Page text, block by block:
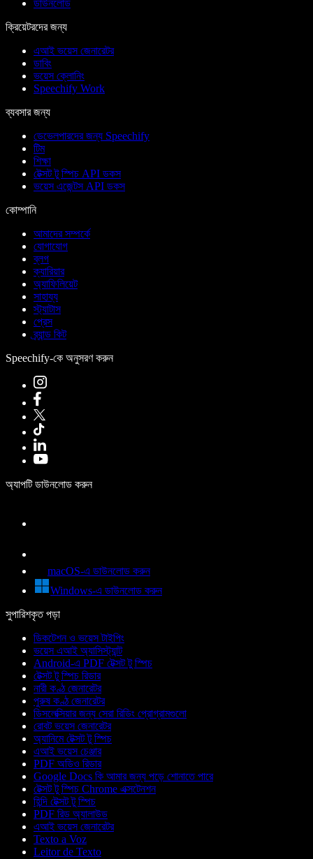
ডাউনলোড
ক্রিয়েটরদের জন্য
এআই ভয়েস জেনারেটর
ডাবিং
ভয়েস ক্লোনিং
Speechify Work
ব্যবসার জন্য
ডেভেলপারদের জন্য Speechify
টিম
শিক্ষা
টেক্সট টু স্পিচ API ডকস
ভয়েস এজেন্টস API ডকস
কোম্পানি
আমাদের সম্পর্কে
যোগাযোগ
ব্লগ
ক্যারিয়ার
অ্যাফিলিয়েট
সাহায্য
স্ট্যাটাস
প্রেস
ব্র্যান্ড কিট
Speechify-কে অনুসরণ করুন
অ্যাপটি ডাউনলোড করুন
macOS-এ ডাউনলোড করুন
Windows-এ ডাউনলোড করুন
সুপারিশকৃত পড়া
ডিকটেশন ও ভয়েস টাইপিং
ভয়েস এআই অ্যাসিস্ট্যান্ট
Android-এ PDF টেক্সট টু স্পিচ
টেক্সট টু স্পিচ রিডার
নারী কণ্ঠ জেনারেটর
পুরুষ কণ্ঠ জেনারেটর
ডিসলেক্সিয়ার জন্য সেরা রিডিং প্রোগ্রামগুলো
রোবট ভয়েস জেনারেটর
অ্যানিমে টেক্সট টু স্পিচ
এআই ভয়েস চেঞ্জার
PDF অডিও রিডার
Google Docs কি আমার জন্য পড়ে শোনাতে পারে
টেক্সট টু স্পিচ Chrome এক্সটেনশন
হিন্দি টেক্সট টু স্পিচ
PDF রিড অ্যালাউড
এআই ভয়েস জেনারেটর
Texto a Voz
Leitor de Texto